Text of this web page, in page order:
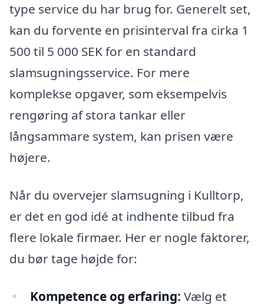
type service du har brug for. Generelt set,
kan du forvente en prisinterval fra cirka 1
500 til 5 000 SEK for en standard
slamsugningsservice. For mere
komplekse opgaver, som eksempelvis
rengøring af stora tankar eller
långsammare system, kan prisen være
højere.
Når du overvejer slamsugning i Kulltorp,
er det en god idé at indhente tilbud fra
flere lokale firmaer. Her er nogle faktorer,
du bør tage højde for:
Kompetence og erfaring: Vælg et